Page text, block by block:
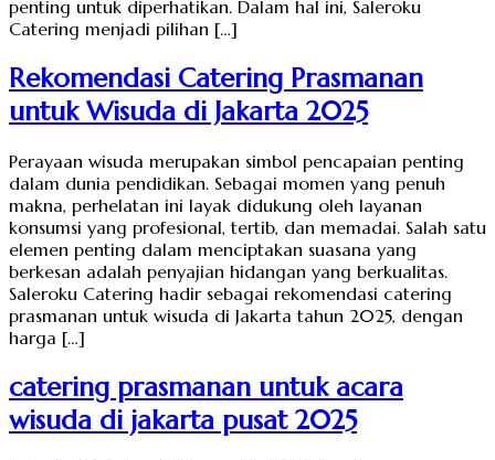
penting untuk diperhatikan. Dalam hal ini, Saleroku
Catering menjadi pilihan […]
Rekomendasi Catering Prasmanan
untuk Wisuda di Jakarta 2025
Perayaan wisuda merupakan simbol pencapaian penting
dalam dunia pendidikan. Sebagai momen yang penuh
makna, perhelatan ini layak didukung oleh layanan
konsumsi yang profesional, tertib, dan memadai. Salah satu
elemen penting dalam menciptakan suasana yang
berkesan adalah penyajian hidangan yang berkualitas.
Saleroku Catering hadir sebagai rekomendasi catering
prasmanan untuk wisuda di Jakarta tahun 2025, dengan
harga […]
catering prasmanan untuk acara
wisuda di jakarta pusat 2025